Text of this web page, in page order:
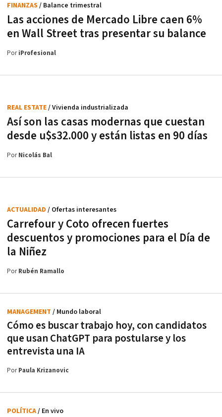
Las acciones de Mercado Libre caen 6%
en Wall Street tras presentar su balance
FINANZAS / Balance trimestral
PoriProfesional
Así son las casas modernas que cuestan
desde u$s32.000 y están listas en 90 días
REAL ESTATE/ Vivienda industrializada
PorNicolás Bal
Carrefour y Coto ofrecen fuertes
descuentos y promociones para el Día de
la Niñez
ACTUALIDAD / Ofertas interesantes
PorRubén Ramallo
Cómo es buscar trabajo hoy, con candidatos
que usan ChatGPT para postularse y los
entrevista una IA
MANAGEMENT / Mundo laboral
PorPaula Krizanovic
POLÍTICA/ En vivo